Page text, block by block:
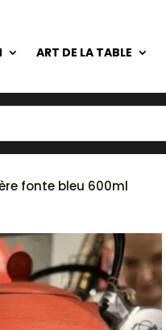
ART DE LA TABLE
fonte bleu 600ml